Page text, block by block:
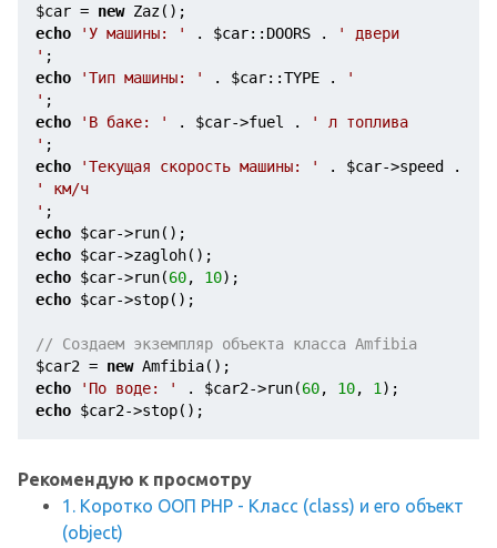
$car = new
echo
'У машины: ' . $car::DOORS .
' двери
'
echo
'Тип машины: ' . $car::TYPE .
'
'
echo
'В баке: ' . $car->fuel .
' л топлива
'
echo
'Текущая скорость машины: ' . $car
' км/ч
'
echo $car
echo $car
echo $car->run(60, 10
echo $car->stop();
// Cоздаем экземпляр объекта класса Amfibia
$car2 = new
echo
'По воде: ' . $car2->run(60, 10, 1
echo $car2
Рекомендую к просмотру
1. Коротко ООП PHP - Класс (class) и его объект
(object)